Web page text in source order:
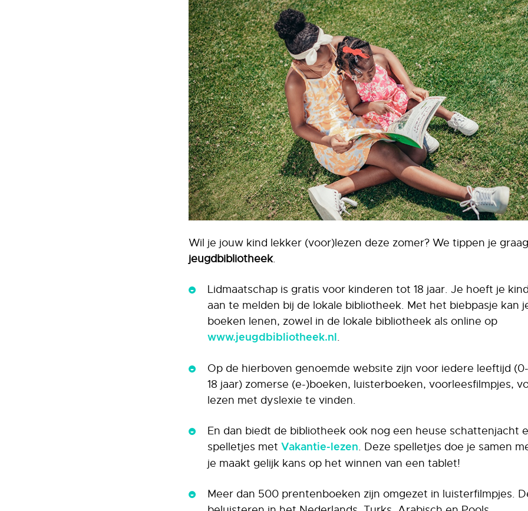
Wil je jouw kind lekker (voor)lezen deze zomer? We tippen je
jeugdbibliotheek.
Lidmaatschap is gratis voor kinderen tot 18 jaar. Je hoeft je
aan te melden bij de lokale bibliotheek. Met het biebpasje kan
boeken lenen, zowel in de lokale bibliotheek als online op
www.jeugdbibliotheek.nl .
Op de hierboven genoemde website zijn voor iedere leeftijd
18 jaar) zomerse (e-)boeken, luisterboeken, voorleesfilmpjes,
lezen met dyslexie te vinden.
En dan biedt de bibliotheek ook nog een heuse schattenjacht
spelletjes metVakantie-lezen. Deze spelletjes doe je samen
je maakt gelijk kans op het winnen van een tablet!
Meer dan 500 prentenboeken zijn omgezet in luisterfilmpjes.